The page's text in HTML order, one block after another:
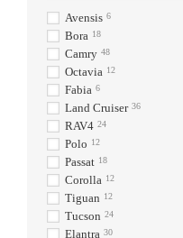
Avensis 6
Bora 18
Camry 48
Octavia 12
Fabia 6
Land Cruiser 36
RAV4 24
Polo 12
Passat 18
Corolla 12
Tiguan 12
Tucson 24
Elantra 30